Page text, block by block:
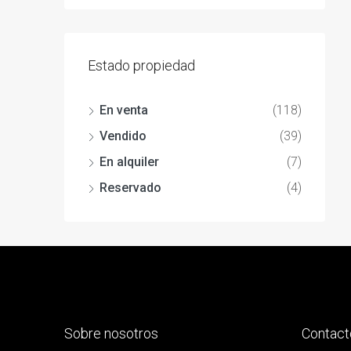
Estado propiedad
En venta
(118)
Vendido
(39)
En alquiler
(7)
Reservado
(4)
Sobre nosotros